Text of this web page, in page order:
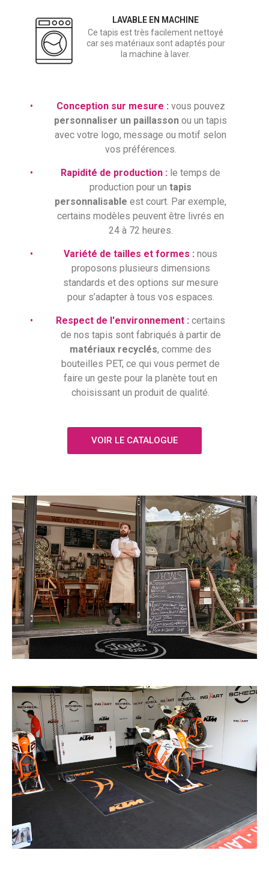
LAVABLE EN MACHINE
Ce tapis est très facilement nettoyé
car ses matériaux sont adaptés pour
la machine à laver.
• Conception sur mesure : vous pouvez
personnaliser un paillasson ou un tapis
avec votre logo, message ou motif selon
vos préférences.
• Rapidité de production : le temps de
production pour un tapis
personnalisable est court. Par exemple,
certains modèles peuvent être livrés en
24 à 72 heures.
• Variété de tailles et formes : nous
proposons plusieurs dimensions
standards et des options sur mesure
pour s’adapter à tous vos espaces.
• Respect de l'environnement : certains
de nos tapis sont fabriqués à partir de
matériaux recyclés, comme des
bouteilles PET, ce qui vous permet de
faire un geste pour la planète tout en
choisissant un produit de qualité.
VOIR LE CATALOGUE